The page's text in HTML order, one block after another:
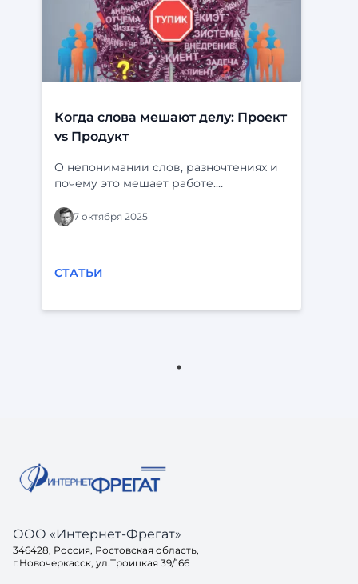
Когда слова мешают делу: Проект
vs Продукт
О непонимании слов, разночтениях и
почему это мешает работе.
платформой” и “Фарватером-Активы”.
7 октября 2025
СТАТЬИ
ООО «Интернет-Фрегат»
346428, Россия, Ростовская область,
г.Новочеркасск, ул.Троицкая 39/166